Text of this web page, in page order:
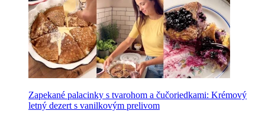
Zapekané palacinky s tvarohom a čučoriedkami: Krémový
letný dezert s vanilkovým prelivom